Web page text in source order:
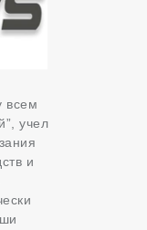
всем
учел
и